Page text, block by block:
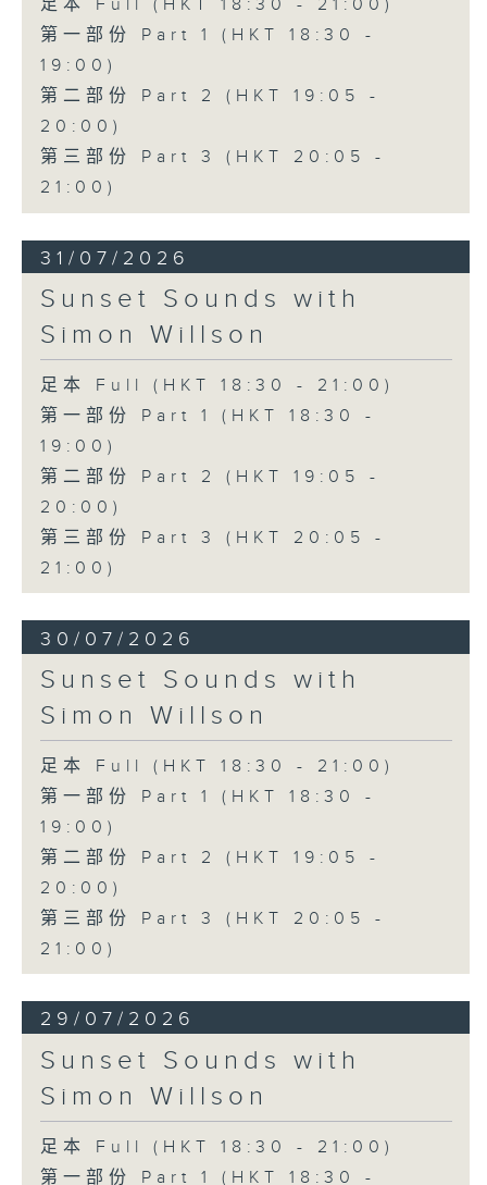
足本 Full (HKT 18:30 - 21:00)
第一部份 Part 1 (HKT 18:30 -
19:00)
第二部份 Part 2 (HKT 19:05 -
20:00)
第三部份 Part 3 (HKT 20:05 -
21:00)
31/07/2026
Sunset Sounds with
Simon Willson
足本 Full (HKT 18:30 - 21:00)
第一部份 Part 1 (HKT 18:30 -
19:00)
第二部份 Part 2 (HKT 19:05 -
20:00)
第三部份 Part 3 (HKT 20:05 -
21:00)
30/07/2026
Sunset Sounds with
Simon Willson
足本 Full (HKT 18:30 - 21:00)
第一部份 Part 1 (HKT 18:30 -
19:00)
第二部份 Part 2 (HKT 19:05 -
20:00)
第三部份 Part 3 (HKT 20:05 -
21:00)
29/07/2026
Sunset Sounds with
Simon Willson
足本 Full (HKT 18:30 - 21:00)
第一部份 Part 1 (HKT 18:30 -